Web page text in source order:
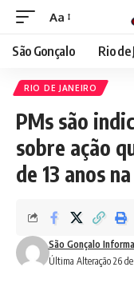
Aa
São Gonçalo Rio de
RIO DE JANEIRO
PMs são
sobre ação
de 13 anos
Última Alteração 26
São Gonçalo Informa